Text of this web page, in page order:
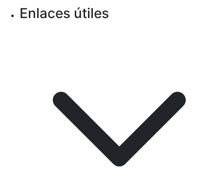
Enlaces útiles